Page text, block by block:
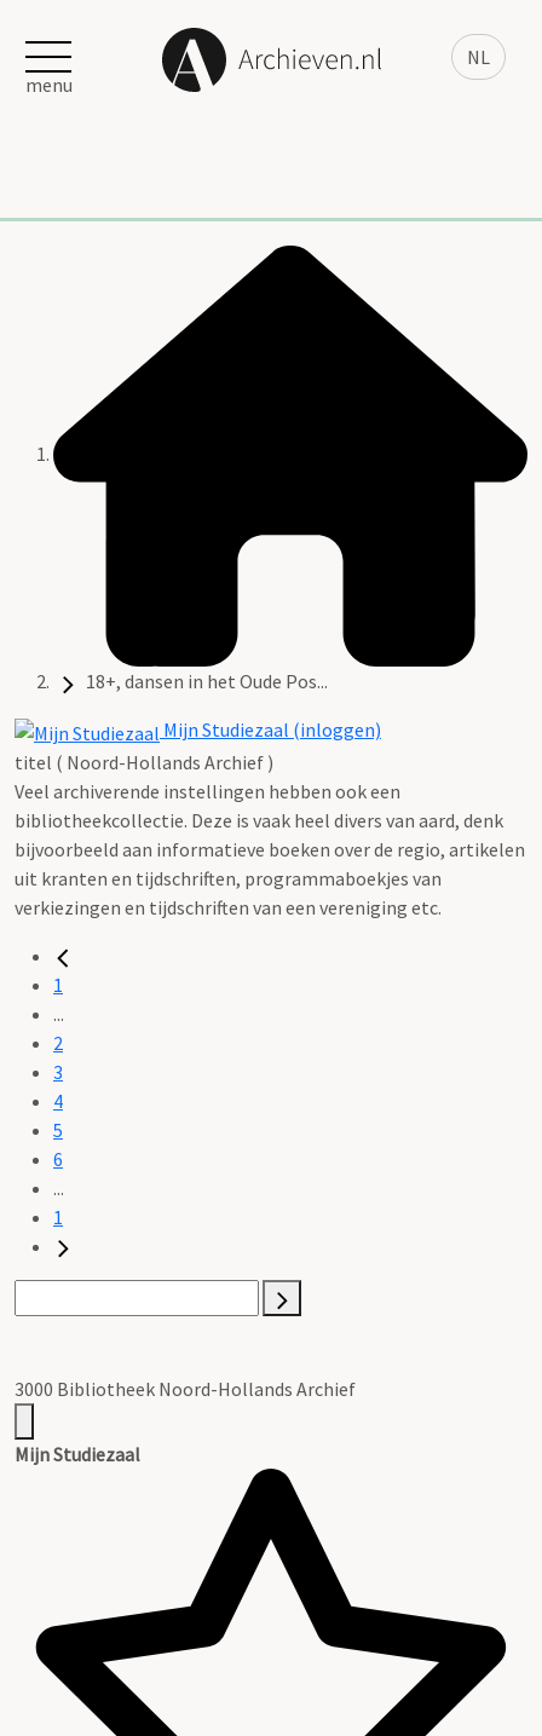
NL
menu
18+, dansen in het Oude Pos...
Mijn Studiezaal (inloggen)
titel ( Noord-Hollands Archief )
Veel archiverende instellingen hebben ook een
bibliotheekcollectie. Deze is vaak heel divers van aard, denk
bijvoorbeeld aan informatieve boeken over de regio, artikelen
uit kranten en tijdschriften, programmaboekjes van
verkiezingen en tijdschriften van een vereniging etc.
1
...
2
3
4
5
6
...
1
3000 Bibliotheek Noord-Hollands Archief
Mijn Studiezaal